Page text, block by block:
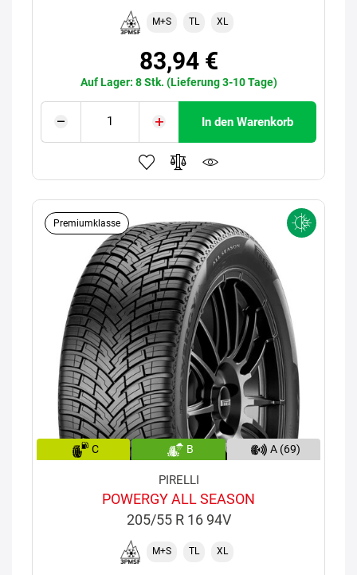
M+S TL XL
83,94 €
Auf Lager: 8 Stk. (Lieferung 3-10 Tage)
In den Warenkorb
Premiumklasse
C B A (69)
PIRELLI
POWERGY ALL SEASON
205/55 R 16 94V
M+S TL XL